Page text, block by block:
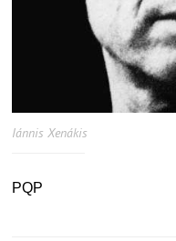
Iánnis Xenákis
PQP